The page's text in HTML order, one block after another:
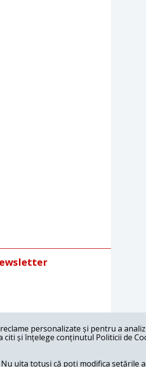
personalizate și pentru a
și înțelege conținutul Politicii de
uita totuși că poți modifica setările